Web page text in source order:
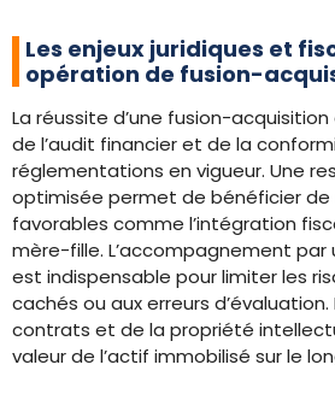
Les enjeux juridiques et
opération de fusion-
La réussite d’une fusion-
de l’audit financier et de la
réglementations en vigueur. Une
optimisée permet de bénéficier de
favorables comme l’intégration
mère-fille. L’accompagnement
est indispensable pour limiter les
cachés ou aux erreurs
contrats et de la propriété
valeur de l’actif immobilisé sur le